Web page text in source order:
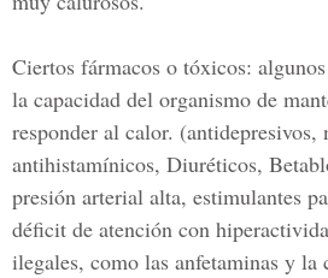
Ciertos fármacos o tóxicos:
la capacidad del organismo de
responder al calor. (antidepresivos,
antihistamínicos, Diuréticos,
presión arterial alta, estimulantes
déficit de atención con
ilegales, como las anfetaminas y la